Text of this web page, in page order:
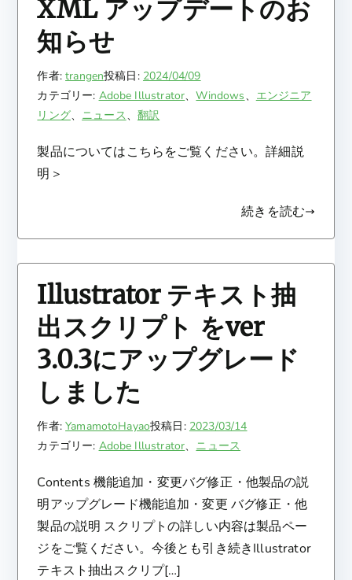
XML アップデートのお
知らせ
作者:trangen投稿日: 2024/04/09
カテゴリー: Adobe Illustrator、Windows、 エンジニア
リング、 ニュース、 翻訳
製品についてはこちらをご覧ください。詳細説
明＞
続きを読む
Illustrator テキスト抽
出スクリプト をver
3.0.3にアップグレード
しました
作者:YamamotoHayao投稿日: 2023/03/14
カテゴリー: Adobe Illustrator、 ニュース
Contents 機能追加・変更バグ修正・他製品の説
明アップグレード機能追加・変更 バグ修正・他
製品の説明 スクリプトの詳しい内容は製品ペー
ジをご覧ください。今後とも引き続きIllustrator
テキスト抽出スクリプ[…]